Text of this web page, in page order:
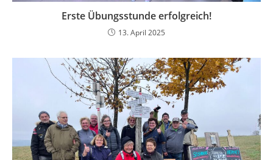
Erste Übungsstunde erfolgreich!
13. April 2025